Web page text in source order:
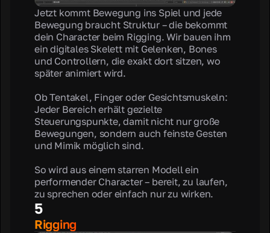
5
Rigging
Jetzt kommt Bewegung ins Spiel und jede
Bewegung braucht Struktur – die bekommt
dein Character beim Rigging. Wir bauen ihm
ein digitales Skelett mit Gelenken, Bones
und Controllern, die exakt dort sitzen, wo
später animiert wird.
Ob Tentakel, Finger oder Gesichtsmuskeln:
Jeder Bereich erhält gezielte
Steuerungspunkte, damit nicht nur große
Bewegungen, sondern auch feinste Gesten
und Mimik möglich sind.
So wird aus einem starren Modell ein
performender Character – bereit, zu laufen,
zu sprechen oder einfach nur zu wirken.